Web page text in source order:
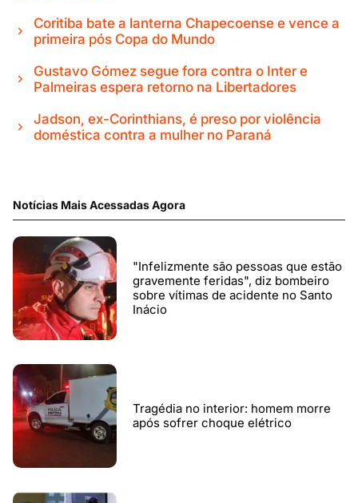
Coritiba bate a lanterna Chapecoense e vence a
primeira pós Copa do Mundo
Gustavo Gómez segue fora contra o Inter e
Palmeiras espera retorno na Libertadores
Jadson, ex-Corinthians, é preso por violência
doméstica contra a mulher no Paraná
Notícias Mais Acessadas Agora
"Infelizmente são pessoas que estão
gravemente feridas", diz bombeiro
sobre vítimas de acidente no Santo
Inácio
Tragédia no interior: homem morre
após sofrer choque elétrico